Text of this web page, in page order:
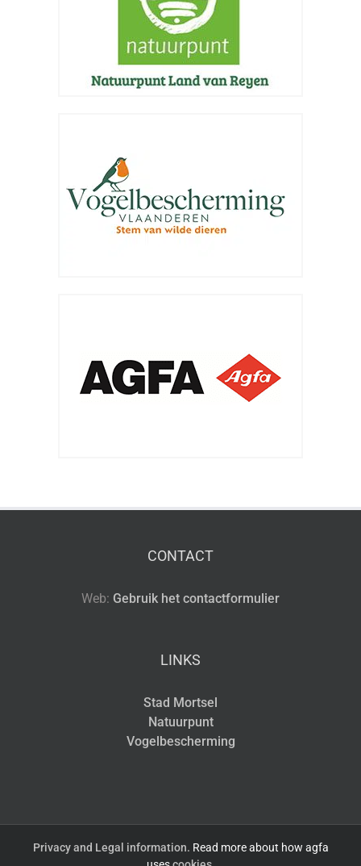
CONTACT
Web: Gebruik het contactformulier
LINKS
Stad Mortsel
Natuurpunt
Vogelbescherming
Privacy and Legal information. Read more about how agfa